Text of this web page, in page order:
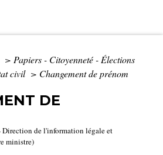
> Papiers - Citoyenneté - Élections
civil > Changement de prénom
DE
de l'information légale et
ministre)